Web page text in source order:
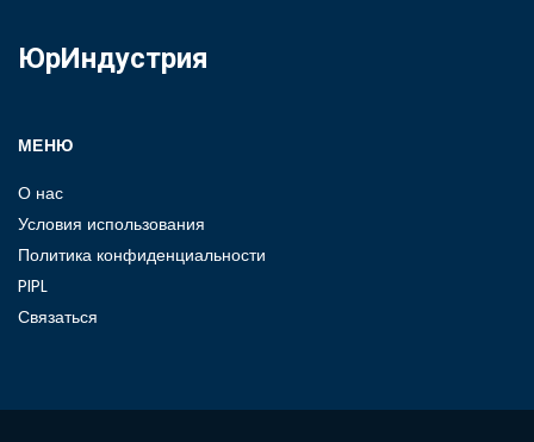
ЮрИндустрия
МЕНЮ
О нас
Условия использования
Политика конфиденциальности
PIPL
Связаться